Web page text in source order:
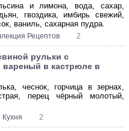
и лимона, вода, сахар,
гвоздика, имбирь свежий,
ваниль, сахарная пудра.
Рецептов 2
рульки с
вареный в кастрюле в
чеснок, горчица в зернах,
перец чёрный молотый,
2